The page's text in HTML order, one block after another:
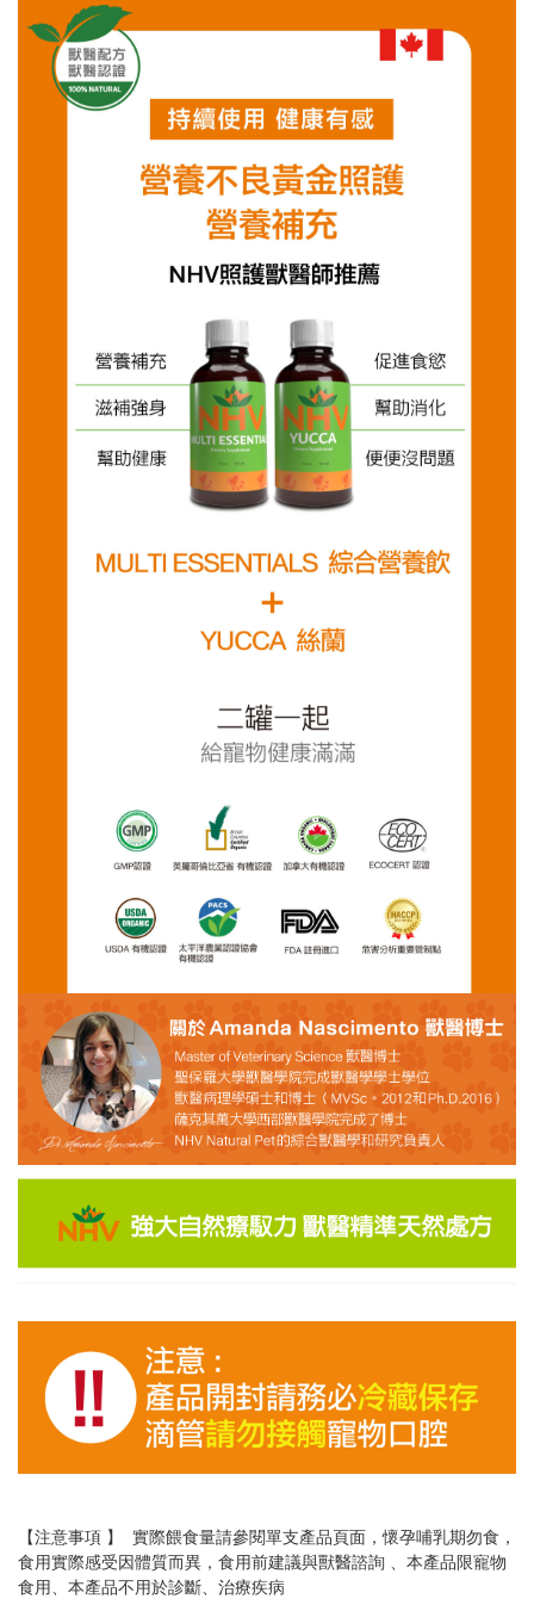
【注意事項 】 實際餵食量請參閱單支產品頁面，懷孕哺乳期勿食，
食用實際感受因體質而異，食用前建議與獸醫諮詢 、本產品限寵物
食用、本產品不用於診斷、治療疾病